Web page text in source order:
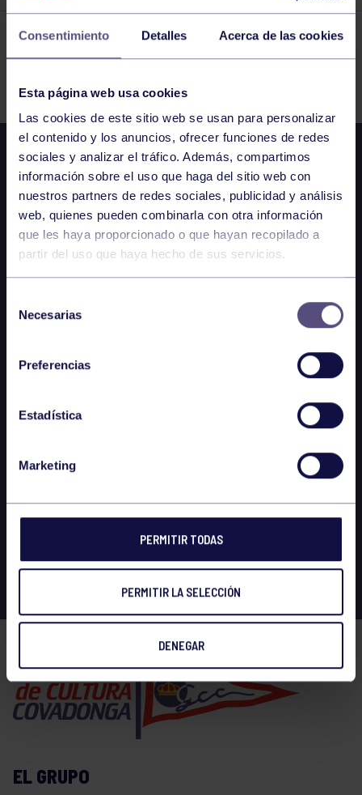
Consentimiento Detalles Acerca de las cookies
Esta página web usa cookies
Las cookies de este sitio web se usan para personalizar
el contenido y los anuncios, ofrecer funciones de redes
sociales y analizar el tráfico. Además, compartimos
información sobre el uso que haga del sitio web con
nuestros partners de redes sociales, publicidad y análisis
web, quienes pueden combinarla con otra información
que les haya proporcionado o que hayan recopilado a
partir del uso que haya hecho de sus servicios.
Necesarias
Preferencias
Estadística
Marketing
PERMITIR TODAS
PERMITIR LA SELECCIÓN
DENEGAR
EL GRUPO